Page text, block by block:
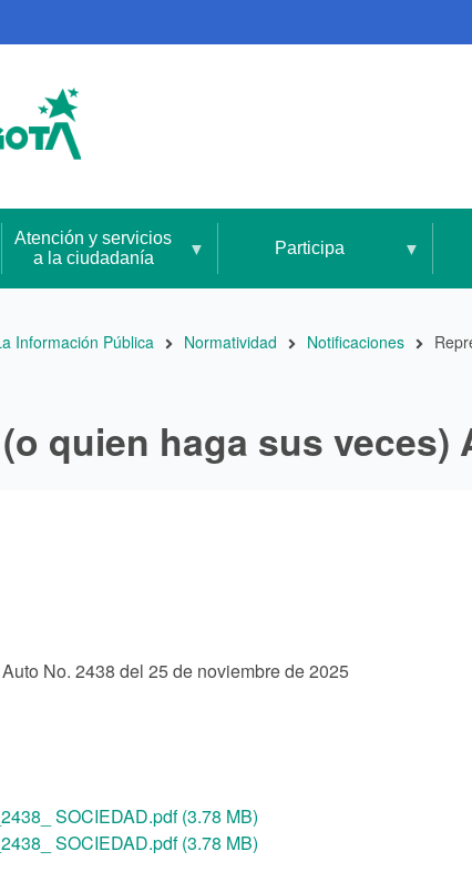
Atención y servicios
a la ciudadanía
Participa
Información Pública Normatividad Notificaciones
quien haga sus veces)
No. 2438 del 25 de noviembre de 2025
SOCIEDAD.pdf (3.78 MB)
SOCIEDAD.pdf (3.78 MB)